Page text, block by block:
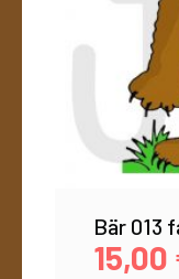
Bär 013
15,00